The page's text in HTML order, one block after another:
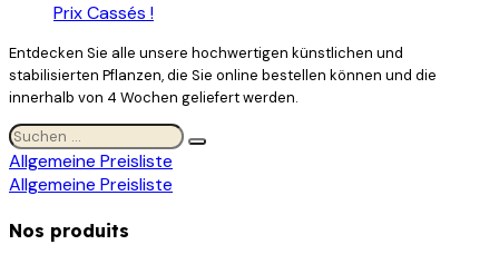
Prix Cassés !
Entdecken Sie alle unsere hochwertigen künstlichen und
stabilisierten Pflanzen, die Sie online bestellen können und die
innerhalb von 4 Wochen geliefert werden.
Allgemeine Preisliste
Allgemeine Preisliste
Nos produits